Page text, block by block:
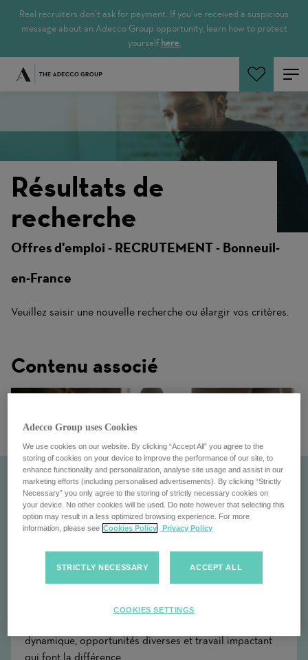
Real recruiters don’t ask for payment. If you’ve received a suspicious
message about an Adecco Group opportunity, learn how to protect
yourself here.
Rechercher
Résultats de
recherche
Offres d'emploi - RECRUTEMENT - Bonneuil-
en-France
Veuillez saisir une nouvelle recherche ou élargir vos critères.
Contenu associé
dynamique, opportunités diverses et travail impactant
qui font la différence.
Adecco Group uses Cookies
We use cookies on our website. By clicking “Accept All” you agree to the
storing of cookies on your device to improve the performance of our site, to
enhance functionality and personalization, analyse site usage and assist in our
marketing efforts (including personalised advertisements). By clicking “Strictly
Necessary” you only agree to the storing of strictly necessary cookies on
your device. No other cookies will be used. Do note however that selecting this
option may result in a less optimized browsing experience. For more
information, please see Cookies Policy Privacy Policy
STRICTLY NECESSARY ACCEPT ALL
COOKIES SETTINGS